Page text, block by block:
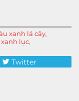
xanh lá cây,
lục,
Twitter